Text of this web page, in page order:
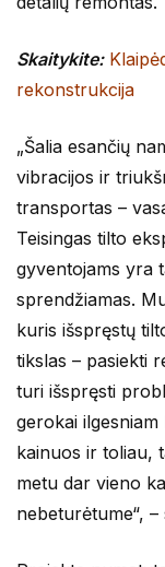
Skaitykite:
rekonstrukcija
„Šalia esančių
vibracijos ir
transportas –
Teisingas tilto
gyventojams yra
sprendžiamas.
kuris išspręstų
tikslas – pasiekti
turi išspręsti
gerokai
kainuos ir toliau,
metu dar vieno
nebeturėtume“,